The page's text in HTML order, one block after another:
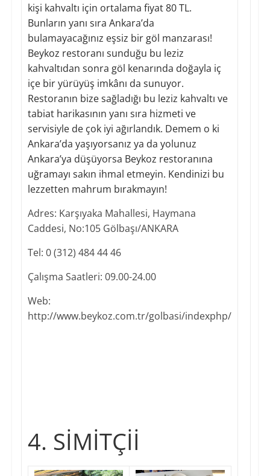
kişi kahvaltı için ortalama fiyat 80 TL.
Bunların yanı sıra Ankara’da
bulamayacağınız eşsiz bir göl manzarası!
Beykoz restoranı sunduğu bu leziz
kahvaltıdan sonra göl kenarında doğayla iç
içe bir yürüyüş imkânı da sunuyor.
Restoranın bize sağladığı bu leziz kahvaltı ve
tabiat harikasının yanı sıra hizmeti ve
servisiyle de çok iyi ağırlandık. Demem o ki
Ankara’da yaşıyorsanız ya da yolunuz
Ankara’ya düşüyorsa Beykoz restoranına
uğramayı sakın ihmal etmeyin. Kendinizi bu
lezzetten mahrum bırakmayın!
Adres: Karşıyaka Mahallesi, Haymana
Caddesi, No:105 Gölbaşı/ANKARA
Tel: 0 (312) 484 44 46
Çalışma Saatleri: 09.00-24.00
Web: ​
http://www.beykoz.com.tr/golbasi/indexphp/
4. SİMİTÇİİ